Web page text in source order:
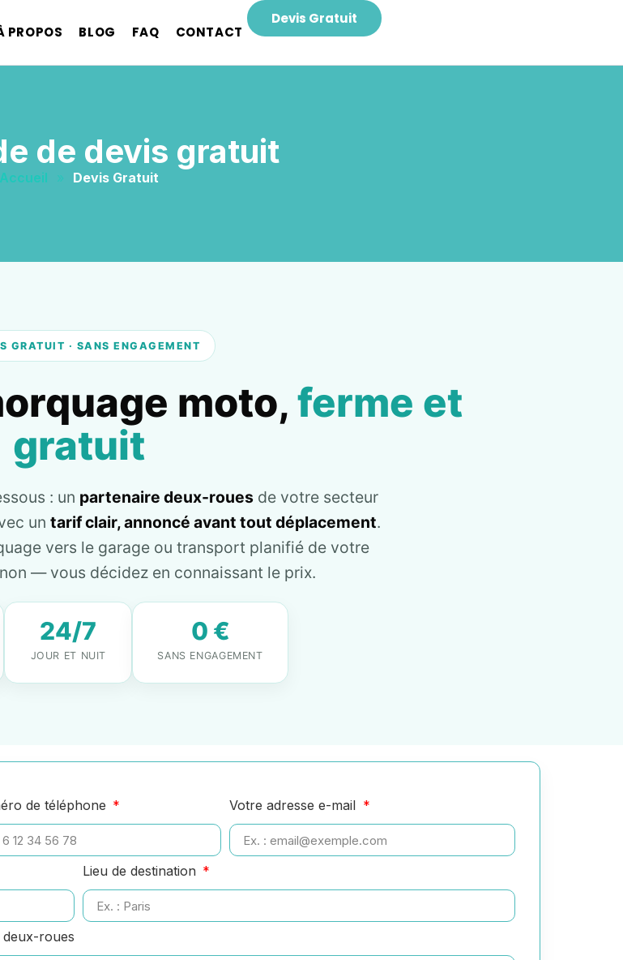
PROPOS BLOG FAQ CONTACT
Devis Gratuit
de devis gratuit
Accueil » Devis Gratuit
GRATUIT · SANS ENGAGEMENT
moto, ferme et
gratuit
: un partenaire deux-rouesde votre secteur
un tarif clair, annoncé avant tout déplacement.
vers le garage ou transport planifié de votre
— vous décidez en connaissant le prix.
24/7
JOUR ET NUIT
0 €
SANS ENGAGEMENT
de téléphone Votre adresse e-mail
Lieu de destination
deux-roues